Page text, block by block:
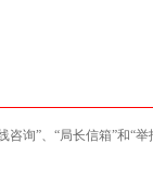
询”、“局长信箱”和“